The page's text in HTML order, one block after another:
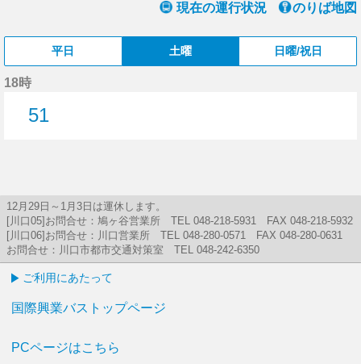
現在の運行状況 のりば地図
平日 土曜 日曜/祝日
18時
51
12月29日～1月3日は運休します。
[川口05]お問合せ：鳩ヶ谷営業所 TEL 048-218-5931 FAX 048-218-5932
[川口06]お問合せ：川口営業所 TEL 048-280-0571 FAX 048-280-0631
お問合せ：川口市都市交通対策室 TEL 048-242-6350
ご利用にあたって
国際興業バストップページ
PCページはこちら